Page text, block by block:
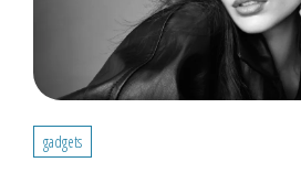
gadgets